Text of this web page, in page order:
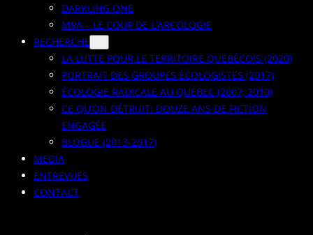
DARKLING ONE
M9A – LE COUP DE L’ARCOLOGIE
RECHERCHE
LA LUTTE POUR LE TERRITOIRE QUÉBÉCOIS (2020)
PORTRAIT DES GROUPES ÉCOLOGISTES (2017)
ÉCOLOGIE RADICALE AU QUÉBEC (2007, 2010)
CE QU’ON DÉTRUIT: DOUZE ANS DE FICTION
ENGAGÉE
BLOGUE (2013-2017)
MEDIA
ENTREVUES
CONTACT